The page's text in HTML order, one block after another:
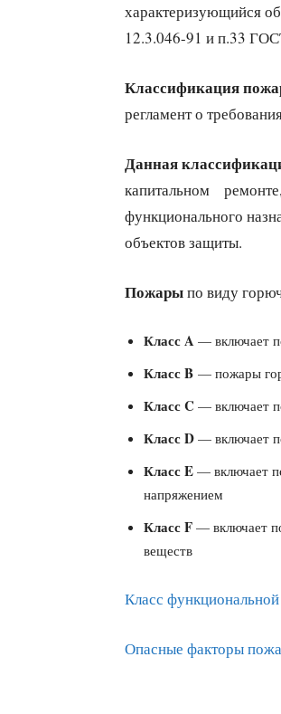
характеризующийся
12.3.046-91 и п.33
Классификация
регламент о
Данная
капитальном
функционального
объектов защиты.
Пожарыпо виду
Класс A — включает
Класс B — пожары
Класс C — включает
Класс D — включает
Класс E — включает
напряжением
Класс F — включает
веществ
Класс
Опасные факторы